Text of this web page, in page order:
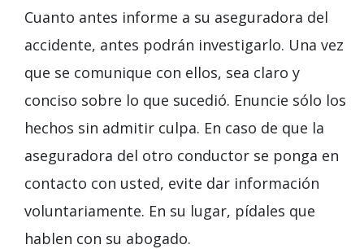
Cuanto antes informe a su aseguradora del
accidente, antes podrán investigarlo. Una vez
que se comunique con ellos, sea claro y
conciso sobre lo que sucedió. Enuncie sólo los
hechos sin admitir culpa. En caso de que la
aseguradora del otro conductor se ponga en
contacto con usted, evite dar información
voluntariamente. En su lugar, pídales que
hablen con su abogado.